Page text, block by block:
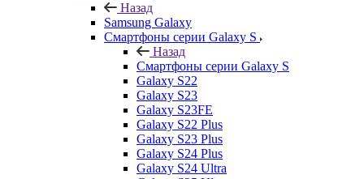
Назад
Samsung Galaxy
Смартфоны серии Galaxy S
Назад
Смартфоны серии Galaxy S
Galaxy S22
Galaxy S23
Galaxy S23FE
Galaxy S22 Plus
Galaxy S23 Plus
Galaxy S24 Plus
Galaxy S24 Ultra